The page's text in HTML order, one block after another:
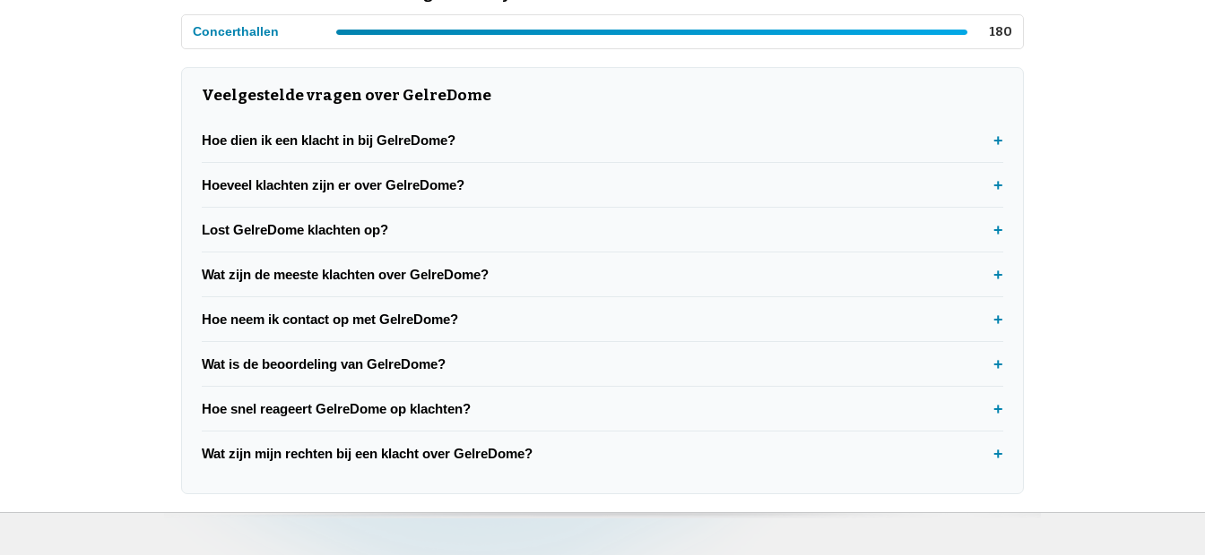
Concerthallen 180
Veelgestelde vragen over GelreDome
Hoe dien ik een klacht in bij GelreDome?
Hoeveel klachten zijn er over GelreDome?
Lost GelreDome klachten op?
Wat zijn de meeste klachten over GelreDome?
Hoe neem ik contact op met GelreDome?
Wat is de beoordeling van GelreDome?
Hoe snel reageert GelreDome op klachten?
Wat zijn mijn rechten bij een klacht over GelreDome?